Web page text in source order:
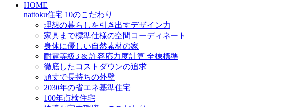
HOME
nattoku住宅 10のこだわり
理想の暮らしを引き出すデザイン力
家具まで標準仕様の空間コーディネート
身体に優しい自然素材の家
耐震等級3 & 許容応力度計算 全棟標準
徹底したコストダウンの追求
頑丈で長持ちの外壁
2030年の省エネ基準住宅
100年点検住宅